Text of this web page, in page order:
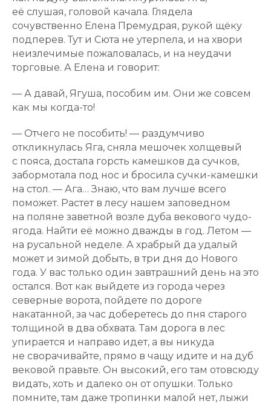
её слушая, головой качала. Глядела
сочувственно Елена Премудрая, рукой щёку
подперев. Тут и Сюта не утерпела, и на хвори
неизлечимые пожаловалась, и на неудачи
торговые. А Елена и говорит:
— А давай, Ягуша, пособим им. Они же совсем
как мы когда-то!
— Отчего не пособить! — раздумчиво
откликнулась Яга, сняла мешочек холщевый
с пояса, достала горсть камешков да сучков,
забормотала под нос и бросила сучки-камешки
на стол. — Ага… Знаю, что вам лучше всего
поможет. Растет в лесу нашем заповедном
на поляне заветной возле дуба векового чудо-
ягода. Найти её можно дважды в год. Летом —
на русальной неделе. А храбрый да удалый
может и зимой добыть, в три дня до Нового
года. У вас только один завтрашний день на это
остался. Вот как выйдете из города через
северные ворота, пойдете по дороге
накатанной, за час доберетесь до пня старого
толщиной в два обхвата. Там дорога в лес
упирается и направо идет, а вы никуда
не сворачивайте, прямо в чащу идите и на дуб
вековой правьте. Он высокий, его там отовсюду
видать, хоть и далеко он от опушки. Только
помните, там даже тропинки малой нет, лыжи